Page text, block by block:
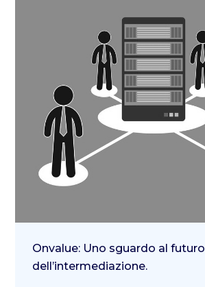
Onvalue: Uno sguardo al futuro
dell’intermediazione.